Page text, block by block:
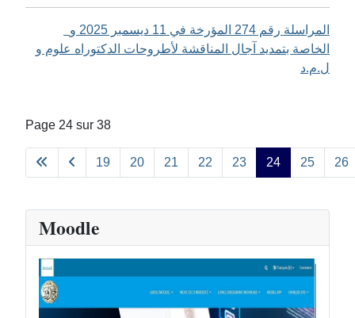
الخاصة بتمديد آجال المناقشة لأطروحات الدكتوراه علوم و
ل.م.د
Page 24 sur 38
19 20 21 22 23 24 25 26
Moodle